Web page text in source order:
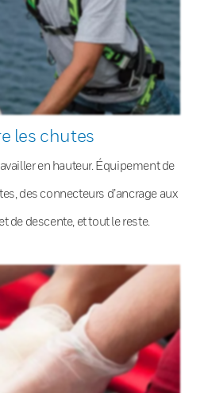
les chutes
en hauteur. Équipement de
des connecteurs d’ancrage aux
de descente, et tout le reste.